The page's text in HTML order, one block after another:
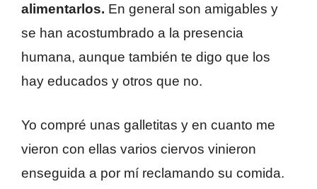
alimentarlos. En general son amigables y
se han acostumbrado a la presencia
humana, aunque también te digo que los
hay educados y otros que no.
Yo compré unas galletitas y en cuanto me
vieron con ellas varios ciervos vinieron
enseguida a por mí reclamando su comida.